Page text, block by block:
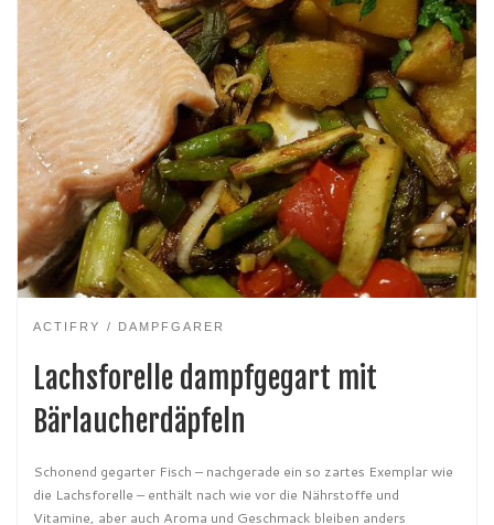
ACTIFRY DAMPFGARER
Lachsforelle dampfgegart mit
Bärlaucherdäpfeln
Schonend gegarter Fisch – nachgerade ein so zartes Exemplar wie
die Lachsforelle – enthält nach wie vor die Nährstoffe und
Vitamine, aber auch Aroma und Geschmack bleiben anders